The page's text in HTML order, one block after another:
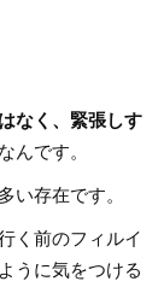
なく、緊張しす
なんです。
い存在です。
く前のフィルイ
うに気をつける